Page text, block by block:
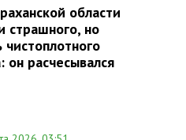
области
страшного, но
чистоплотного
он расчесывался